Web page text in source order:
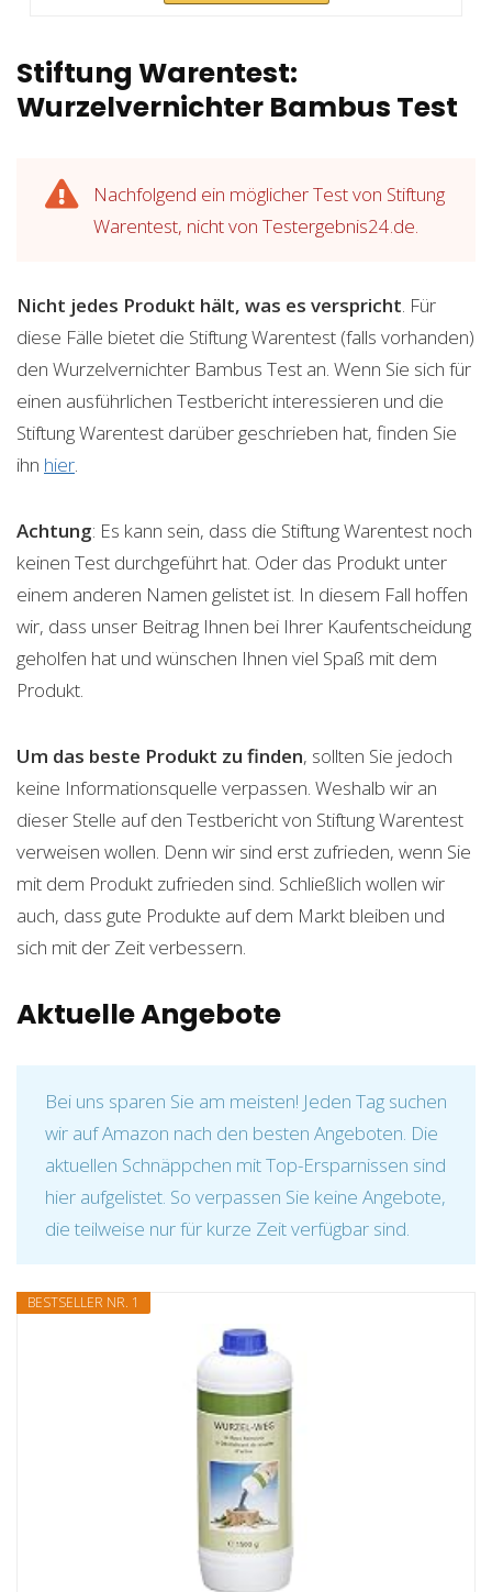
Stiftung Warentest:
Wurzelvernichter Bambus Test
Nachfolgend ein möglicher Test von Stiftung
Warentest, nicht von Testergebnis24.de.
Nicht jedes Produkt hält, was es verspricht. Für
diese Fälle bietet die Stiftung Warentest (falls vorhanden)
den Wurzelvernichter Bambus Test an. Wenn Sie sich für
einen ausführlichen Testbericht interessieren und die
Stiftung Warentest darüber geschrieben hat, finden Sie
ihn hier.
Achtung: Es kann sein, dass die Stiftung Warentest noch
keinen Test durchgeführt hat. Oder das Produkt unter
einem anderen Namen gelistet ist. In diesem Fall hoffen
wir, dass unser Beitrag Ihnen bei Ihrer Kaufentscheidung
geholfen hat und wünschen Ihnen viel Spaß mit dem
Produkt.
Um das beste Produkt zu finden, sollten Sie jedoch
keine Informationsquelle verpassen. Weshalb wir an
dieser Stelle auf den Testbericht von Stiftung Warentest
verweisen wollen. Denn wir sind erst zufrieden, wenn Sie
mit dem Produkt zufrieden sind. Schließlich wollen wir
auch, dass gute Produkte auf dem Markt bleiben und
sich mit der Zeit verbessern.
Aktuelle Angebote
Bei uns sparen Sie am meisten! Jeden Tag suchen
wir auf Amazon nach den besten Angeboten. Die
aktuellen Schnäppchen mit Top-Ersparnissen sind
hier aufgelistet. So verpassen Sie keine Angebote,
die teilweise nur für kurze Zeit verfügbar sind.
BESTSELLER NR. 1